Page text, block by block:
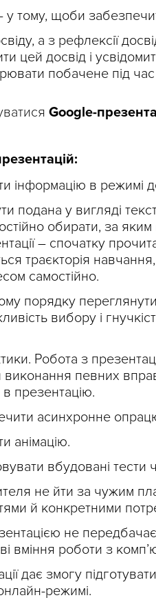
у тому, щоби
а з рефлексії
цей досвід і
побачене під час
Goоgle-
інформацію в режимі
подана у вигляді
обирати, за
– спочатку
траєкторія
самостійно.
порядку
вибору і
Робота з
певних
в презентацію.
асинхронне
анімацію.
вбудовані
не йти за чужим
й конкретними
не
вміння роботи з
дає змогу
режимі.